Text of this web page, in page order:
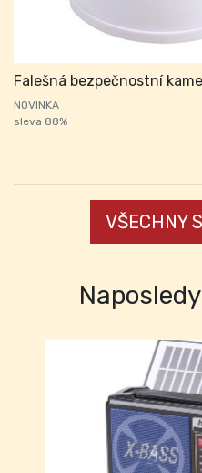
Falešná bezpečnostní
NOVINKA
sleva 88%
VŠECHNY